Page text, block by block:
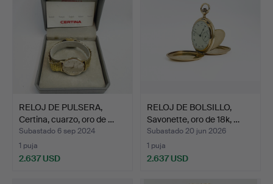
RELOJ DE PULSERA,
Certina, cuarzo, oro de …
Subastado 6 sep 2024
1 puja
2.637 USD
RELOJ DE BOLSILLO,
Savonette, oro de 18k, …
Subastado 20 jun 2026
1 puja
2.637 USD